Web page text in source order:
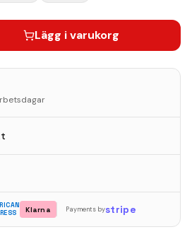
Lägg i varukorg
Klarna Payments bystripe